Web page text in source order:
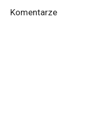
Komentarze